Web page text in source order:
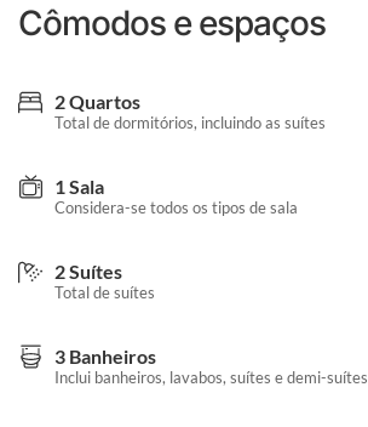
Cômodos e espaços
2 Quartos
Total de dormitórios, incluindo as suítes
1 Sala
Considera-se todos os tipos de sala
2 Suítes
Total de suítes
3 Banheiros
Inclui banheiros, lavabos, suítes e demi-suítes